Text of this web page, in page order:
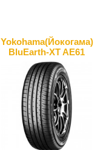
Yokohama(Йокогама)
BluEarth-XT AE61